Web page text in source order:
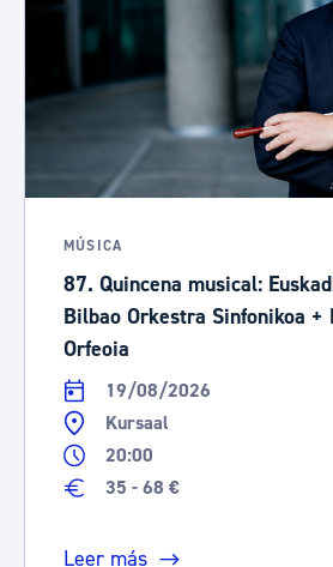
MÚSICA
87. Quincena musical:
Bilbao Orkestra Sinfonikoa +
Orfeoia
19/08/2026
Kursaal
20:00
35 - 68 €
Leer más